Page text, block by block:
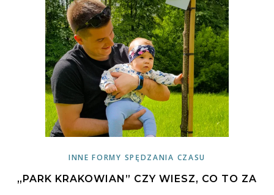
INNE FORMY SPĘDZANIA CZASU
„PARK KRAKOWIAN” CZY WIESZ, CO TO ZA